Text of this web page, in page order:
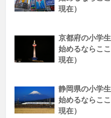
現在）
京都府の小学
始めるならこ
現在）
静岡県の小学
始めるならこ
現在）